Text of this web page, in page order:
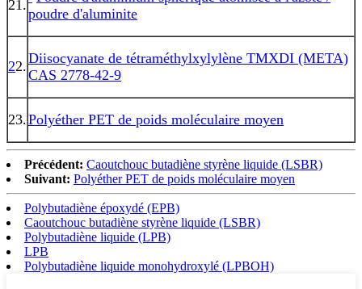
21.
poudre d'aluminite
22.Diisocyanate de tétraméthylxylylène TMXDI (META)
CAS 2778-42-9
23.Polyéther PET de poids moléculaire moyen
Précédent: Caoutchouc butadiène styrène liquide (LSBR)
Suivant: Polyéther PET de poids moléculaire moyen
Polybutadiène époxydé (EPB)
Caoutchouc butadiène styrène liquide (LSBR)
Polybutadiène liquide (LPB)
LPB
Polybutadiène liquide monohydroxylé (LPBOH)